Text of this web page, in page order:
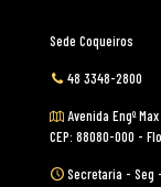
Sede Coqueiros
48 3348-2800
Avenida Engº
CEP: 88080-000 -
Secretaria - Seg